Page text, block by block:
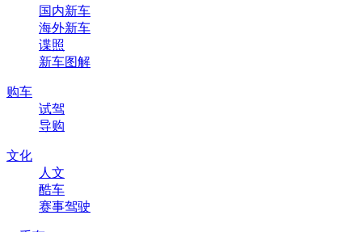
国内新车
海外新车
谍照
新车图解
购车
试驾
导购
文化
人文
酷车
赛事驾驶